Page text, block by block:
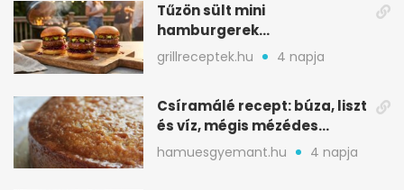
Tűzön sült mini
hamburgerek
sobrasadával: csípős-
mézes falatkák
grillreceptek.hu 4 napja
Csíramálé recept: búza, liszt
és víz, mégis mézédes
sütemény
hamuesgyemant.hu 4 napja